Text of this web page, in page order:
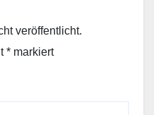
veröffentlicht.
* markiert